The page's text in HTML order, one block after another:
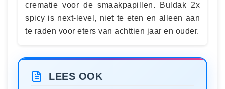
crematie voor de smaakpapillen. Buldak 2x
spicy is next-level, niet te eten en alleen aan
te raden voor eters van achttien jaar en ouder.
LEES OOK